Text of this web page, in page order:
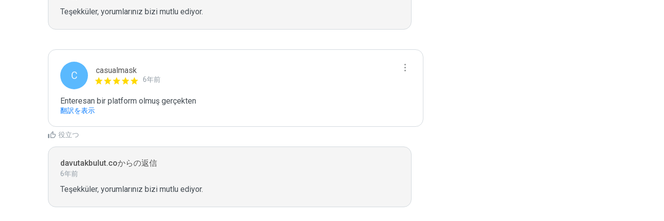
Teşekküler, yorumlarınız bizi mutlu ediyor.
C casualmask
6年前
Enteresan bir platform olmuş gerçekten
翻訳を表示
役立つ
davutakbulut.coからの返信
6年前
Teşekküler, yorumlarınız bizi mutlu ediyor.